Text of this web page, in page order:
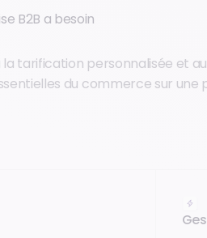
B2B a besoin
tarification personnalisée et
du commerce sur une